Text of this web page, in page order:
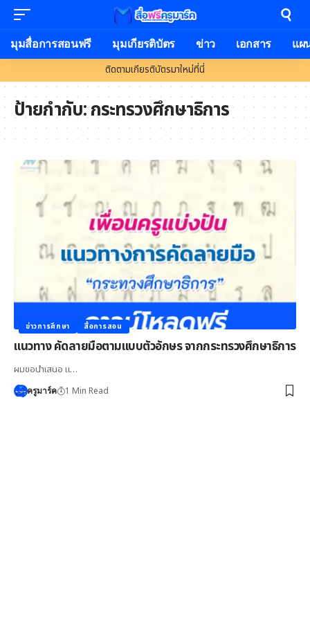
มุมสื่อการสอนฟรี มุมเกียรติบัตร ข่าว เอกสาร แผ
ติดตามเกียรติบัตรมาใหม่ที่นี่
ป้ายกำกับ:กระทรวงศึกษาธิการ
ข่าวการศึกษา สื่อการสอน
แนวทาง คัดลายมือตามแบบตัวอักษร จากกระทรวงศึกษาธิการ
ผมขอนำเสนอ แ…
ครูมาร์ค 1 Min Read